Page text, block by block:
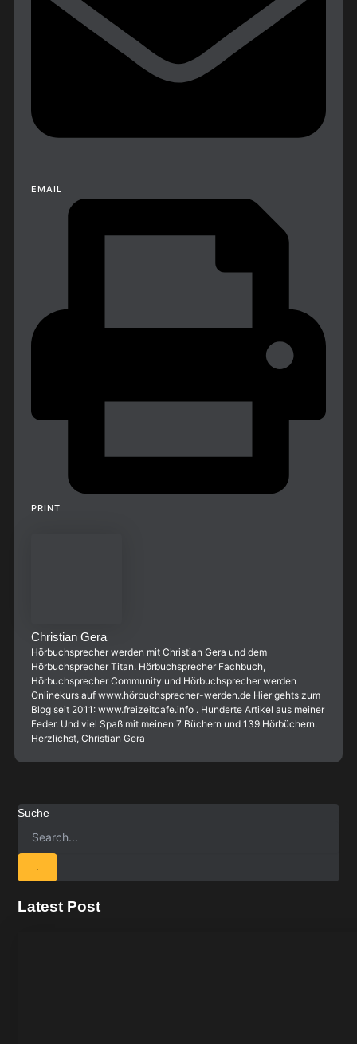
EMAIL
PRINT
Christian Gera
Hörbuchsprecher werden mit Christian Gera und dem
Hörbuchsprecher Titan. Hörbuchsprecher Fachbuch,
Hörbuchsprecher Community und Hörbuchsprecher werden
Onlinekurs auf www.hörbuchsprecher-werden.de Hier gehts zum
Blog seit 2011: www.freizeitcafe.info . Hunderte Artikel aus meiner
Feder. Und viel Spaß mit meinen 7 Büchern und 139 Hörbüchern.
Herzlichst, Christian Gera
Suche
Latest Post